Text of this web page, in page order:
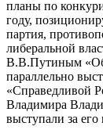
планы по
году,
партия,
либеральной
В.В.Путиным
параллельно
«Справедливой
Владимира
выступали за его